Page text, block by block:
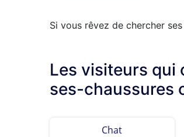
Si vous rêvez de chercher
Les visiteurs qui
ses-chaussures
Chat